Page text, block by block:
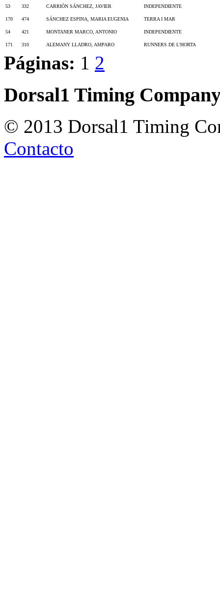
53 332 CARRIÓN SÁNCHEZ, JAVIER INDEPENDIENTE
170 474 SÁNCHEZ ESPINA, MARIA EUGENIA TERRA I MAR
54 421 MONTANER MARCO, ANTONIO INDEPENDIENTE
171 310 ALEMANY LLADRO, AMPARO RUNNERS DE L'HORTA
Páginas: 1 2
Dorsal1 Timing
© 2013 Dorsal1 Timing
Contacto